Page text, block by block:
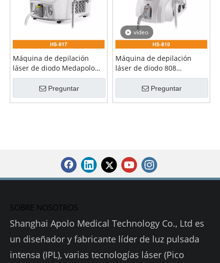
Máquina de depilación
láser de diodo Medapolo
810nm con aprobación de
Preguntar
vídeo
Máquina de depilación
láser de diodo 808
autorizada por la FDA de
Apolomed Preguntar
SOBRE NOSOTROS
Shanghai Apolo Medical Technology Co., Ltd es
un diseñador y fabricante líder de luz pulsada
intensa (IPL), varias tecnologías láser (Pico